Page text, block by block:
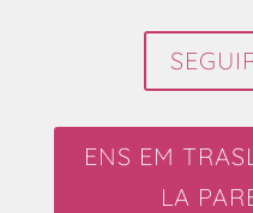
ENS EM
LA